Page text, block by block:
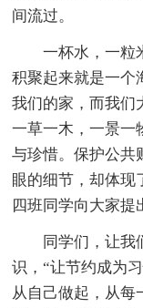
间流过。
一杯水，一粒
积聚起来就是一个
我们的家，而我们
一草一木，一景一
与珍惜。保护公共
眼的细节，却体现
四班同学向大家提
同学们，让我
识，“让节约成为
从自己做起，从每